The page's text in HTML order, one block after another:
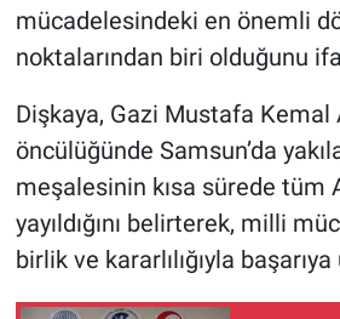
mücadelesindeki en önemli
noktalarından biri olduğunu
Dişkaya, Gazi Mustafa Kemal
öncülüğünde Samsun’da
meşalesinin kısa sürede tüm
yayıldığını belirterek, milli
birlik ve kararlılığıyla başarıya